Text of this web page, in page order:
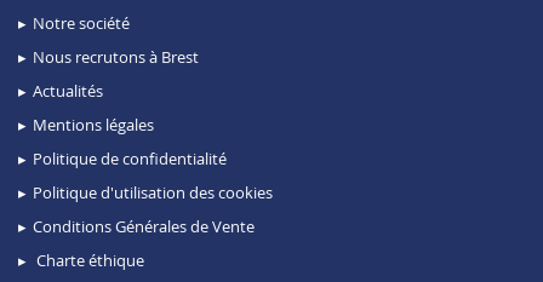
Notre société
Nous recrutons à Brest
Actualités
Mentions légales
Politique de confidentialité
Politique d'utilisation des cookies
Conditions Générales de Vente
Charte éthique